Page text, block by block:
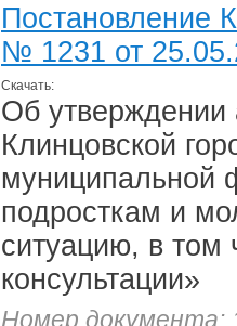
Постановление
№ 1231 от
Скачать:
Об утверждении
Клинцовской
муниципальной
подросткам и
ситуацию, в том
консультации»
Номер документа: